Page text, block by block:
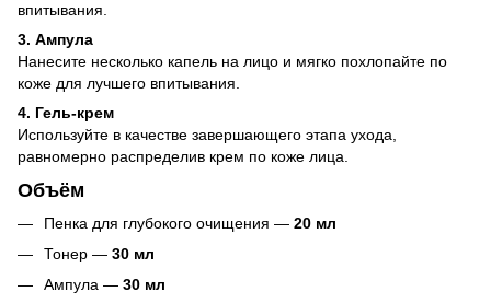
впитывания.
3. Ампула
Нанесите несколько капель на лицо и мягко похлопайте по
коже для лучшего впитывания.
4. Гель-крем
Используйте в качестве завершающего этапа ухода,
равномерно распределив крем по коже лица.
Объём
Пенка для глубокого очищения — 20 мл
Тонер — 30 мл
Ампула — 30 мл